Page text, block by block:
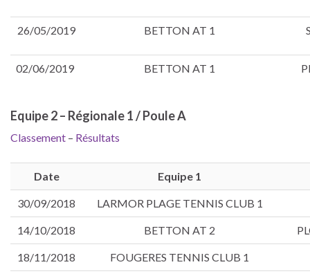
26/05/2019 BETTON AT 1
02/06/2019 BETTON AT 1
Equipe 2 – Régionale 1 / Poule A
Classement – Résultats
Date Equipe 1
30/09/2018 LARMOR PLAGE TENNIS CLUB 1
14/10/2018 BETTON AT 2
18/11/2018 FOUGERES TENNIS CLUB 1